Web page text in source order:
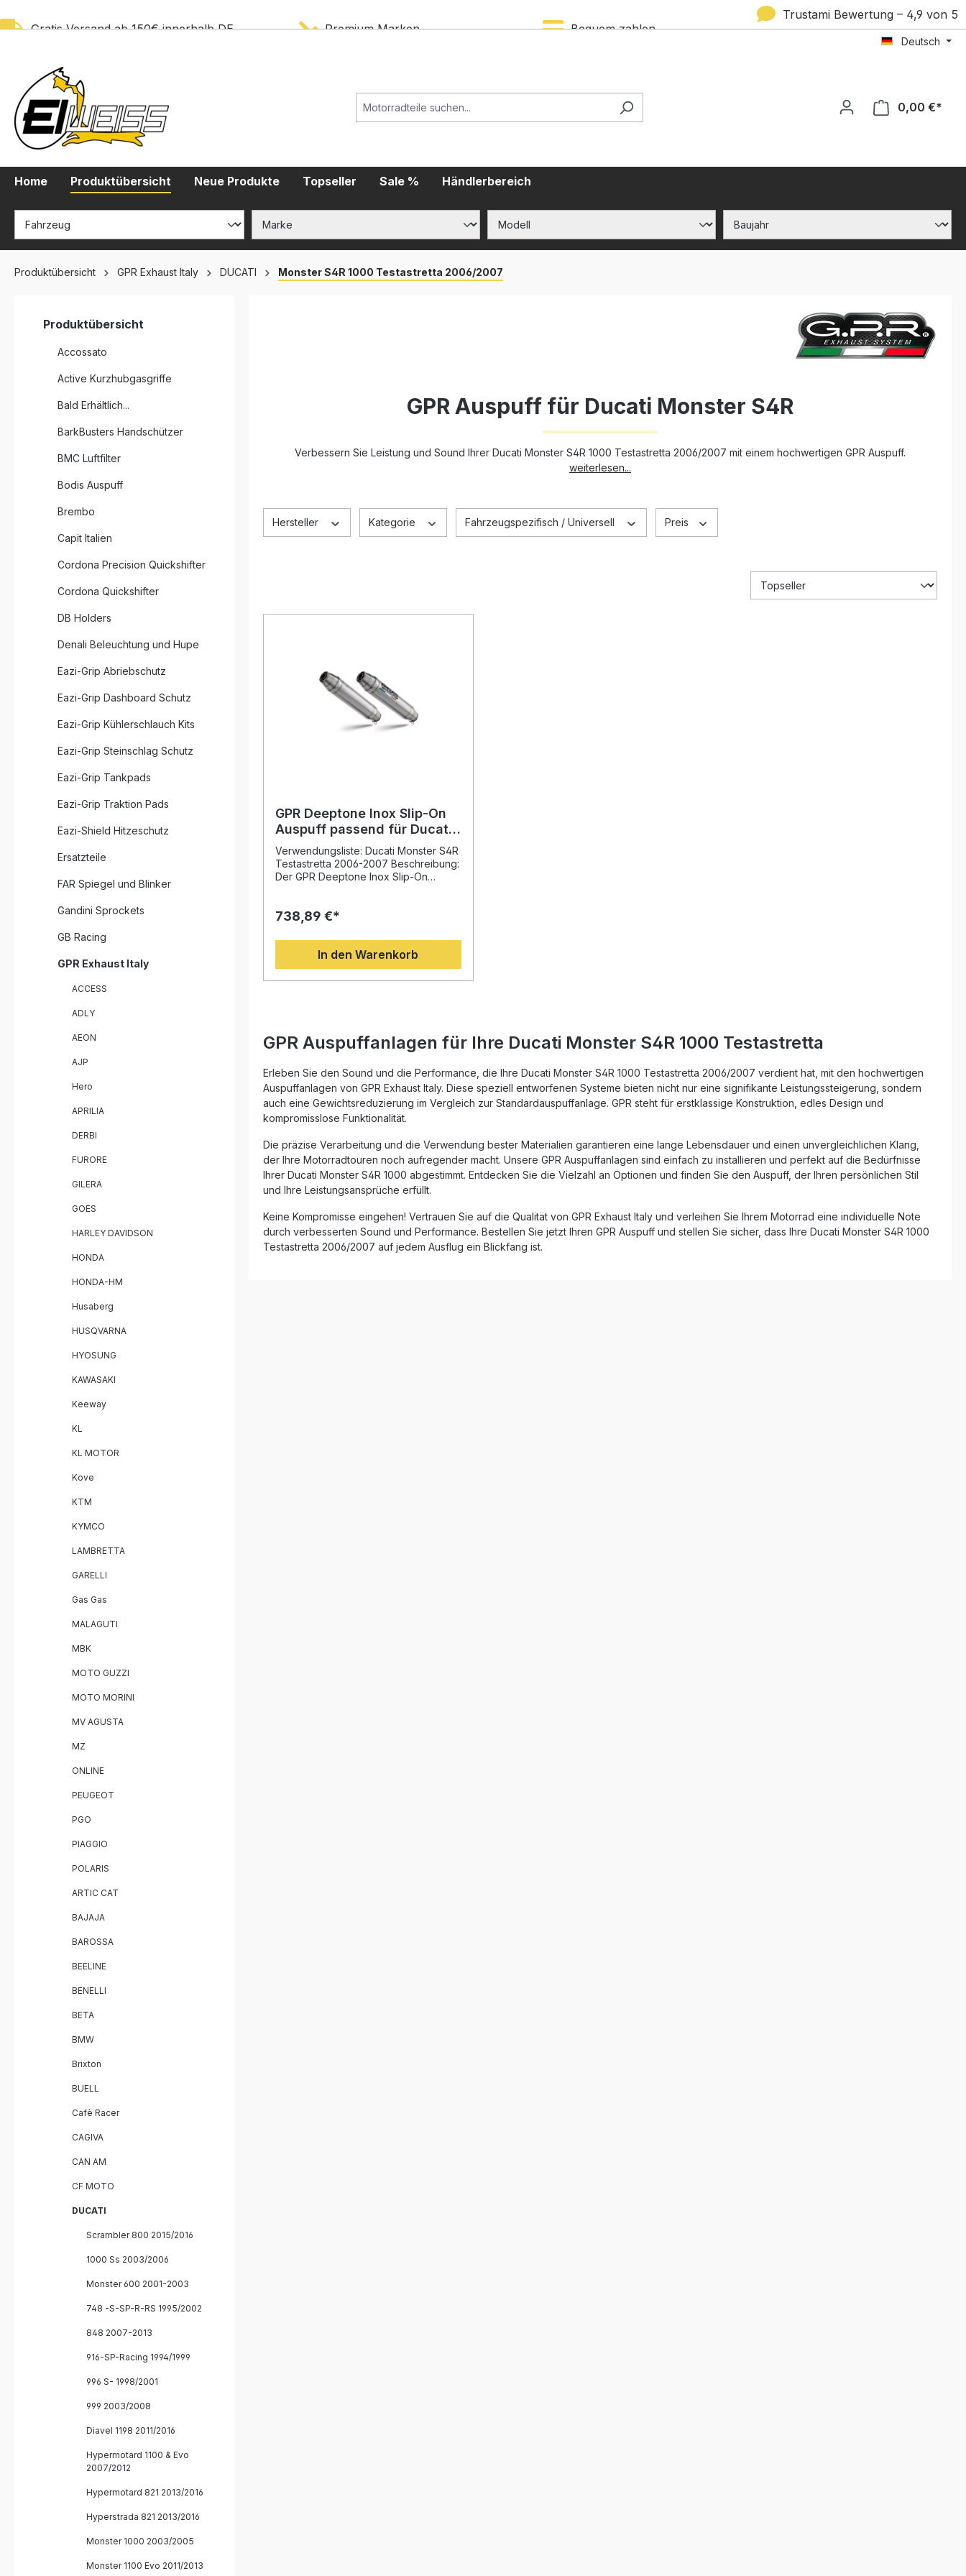
Gratis Versand ab 150€ innerhalb DE Premium Marken Bequem zahlen
Trustami Bewertung – 4,9 von 5
Sternen
Deutsch
0,00 €*
Home Produktübersicht Neue Produkte Topseller Sale % Händlerbereich
Produktübersicht GPR Exhaust Italy DUCATI Monster S4R 1000 Testastretta 2006/2007
Produktübersicht
Accossato
Active Kurzhubgasgriffe
Bald Erhältlich...
BarkBusters Handschützer
BMC Luftfilter
Bodis Auspuff
Brembo
Capit Italien
Cordona Precision Quickshifter
Cordona Quickshifter
DB Holders
Denali Beleuchtung und Hupe
Eazi-Grip Abriebschutz
Eazi-Grip Dashboard Schutz
Eazi-Grip Kühlerschlauch Kits
Eazi-Grip Steinschlag Schutz
Eazi-Grip Tankpads
Eazi-Grip Traktion Pads
Eazi-Shield Hitzeschutz
Ersatzteile
FAR Spiegel und Blinker
Gandini Sprockets
GB Racing
GPR Exhaust Italy
ACCESS
ADLY
AEON
AJP
Hero
APRILIA
DERBI
FURORE
GILERA
GOES
HARLEY DAVIDSON
HONDA
HONDA-HM
Husaberg
HUSQVARNA
HYOSUNG
KAWASAKI
Keeway
KL
KL MOTOR
Kove
KTM
KYMCO
LAMBRETTA
GARELLI
Gas Gas
MALAGUTI
MBK
MOTO GUZZI
MOTO MORINI
MV AGUSTA
MZ
ONLINE
PEUGEOT
PGO
PIAGGIO
POLARIS
ARTIC CAT
BAJAJA
BAROSSA
BEELINE
BENELLI
BETA
BMW
Brixton
BUELL
Cafè Racer
CAGIVA
CAN AM
CF MOTO
DUCATI
Scrambler 800 2015/2016
1000 Ss 2003/2006
Monster 600 2001-2003
748 -S-SP-R-RS 1995/2002
848 2007-2013
916-SP-Racing 1994/1999
996 S- 1998/2001
999 2003/2008
Diavel 1198 2011/2016
Hypermotard 1100 & Evo
2007/2012
Hypermotard 821 2013/2016
Hyperstrada 821 2013/2016
Monster 1000 2003/2005
Monster 1100 Evo 2011/2013
GPR Auspuff für Ducati Monster S4R
Verbessern Sie Leistung und Sound Ihrer Ducati Monster S4R 1000 Testastretta 2006/2007 mit einem hochwertigen GPR Auspuff.
weiterlesen...
Hersteller Kategorie Fahrzeugspezifisch / Universell Preis
GPR Deeptone Inox Slip-On
Auspuff passend für Ducati
Monster S4R Testastretta
2006-2007
Verwendungsliste: Ducati Monster S4R
Testastretta 2006-2007 Beschreibung:
Der GPR Deeptone Inox Slip-On
S4R Testastretta 2006–2007 deutlich
Rennsport-Erfahrung von GPR bietet
dieses System eine spürbare
Steigerung von Drehmoment und
Leistung sowie eine merkliche
nicht nur ein sportlicheres
für ein emotionaleres Fahrerlebnis. Der
italienische Hersteller ist DIN-zertifiziert
und garantiert damit eine
gleichbleibend hohe Produktqualität.
Die Dual-Homologation erlaubt den
die abnehmbaren dB-Killer
ermöglichen eine individuelle
Soundanpassung. GPR Produkte sind
Plug & Play und können mit allen
fahrzeugspezifischen Halterungen und
Zubehörteilen einfach montiert
werden. Für die Installation wird die
Durchführung in einer Fachwerkstatt
empfohlen. Dual homologierter Slip-On
738,89 €*
In den Warenkorb
GPR Auspuffanlagen für Ihre Ducati Monster S4R 1000 Testastretta
Erleben Sie den Sound und die Performance, die Ihre Ducati Monster S4R 1000 Testastretta 2006/2007 verdient hat, mit den hochwertigen
Auspuffanlagen von GPR Exhaust Italy. Diese speziell entworfenen Systeme bieten nicht nur eine signifikante Leistungssteigerung, sondern
auch eine Gewichtsreduzierung im Vergleich zur Standardauspuffanlage. GPR steht für erstklassige Konstruktion, edles Design und
kompromisslose Funktionalität.
Die präzise Verarbeitung und die Verwendung bester Materialien garantieren eine lange Lebensdauer und einen unvergleichlichen Klang,
der Ihre Motorradtouren noch aufregender macht. Unsere GPR Auspuffanlagen sind einfach zu installieren und perfekt auf die Bedürfnisse
Ihrer Ducati Monster S4R 1000 abgestimmt. Entdecken Sie die Vielzahl an Optionen und finden Sie den Auspuff, der Ihren persönlichen Stil
und Ihre Leistungsansprüche erfüllt.
Keine Kompromisse eingehen! Vertrauen Sie auf die Qualität von GPR Exhaust Italy und verleihen Sie Ihrem Motorrad eine individuelle Note
durch verbesserten Sound und Performance. Bestellen Sie jetzt Ihren GPR Auspuff und stellen Sie sicher, dass Ihre Ducati Monster S4R 1000
Testastretta 2006/2007 auf jedem Ausflug ein Blickfang ist.